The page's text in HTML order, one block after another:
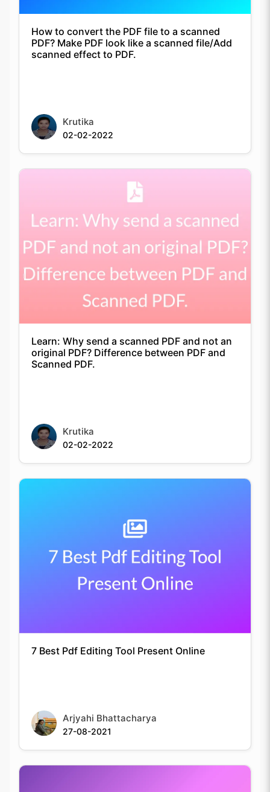
How to convert the PDF file to a scanned
PDF? Make PDF look like a scanned file/Add
scanned effect to PDF.
Krutika
02-02-2022
Learn: Why send a scanned PDF and not an
original PDF? Difference between PDF and
Scanned PDF.
Krutika
02-02-2022
7 Best Pdf Editing Tool Present Online
Arjyahi Bhattacharya
27-08-2021